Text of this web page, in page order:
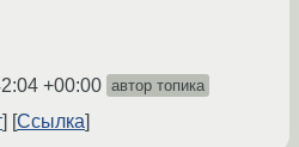
+00:00 автор топика
Ссылка